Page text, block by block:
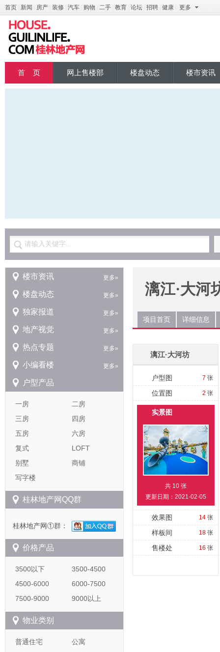
首页 新闻 房产 装修 汽车 购物 二手 教育 论坛 招聘 健康 更多
首 页 网上售楼部 楼盘动态 楼市资讯
请输入关键字...
更多»
楼市资讯
更多»
楼盘动态
更多»
独家报道
更多»
地产视觉
更多»
热点专题
更多»
小编看楼
户型产品
一房
二房
三房
四房
五房
六房
复式
LOFT
别墅
商铺
写字楼
桂林地产网QQ群
桂林地产网①群：
价格产品
3500以下
3500-4500
4500-6000
6000-7500
7500-9000
9000以上
物业类别
普通住宅
公寓
漓江·大河
项目首页 详细信息
漓江·大河坊
7 张
户型图
2 张
位置图
实景图
共 10 张
更新日期：2021-02-05
14 张
效果图
18 张
样板间
16 张
售楼处